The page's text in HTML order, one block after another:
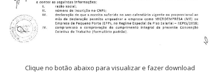
Clique no botão abaixo para visualizar e fazer download